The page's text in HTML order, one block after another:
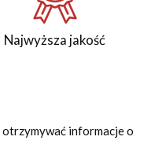
Najwyższa jakość
otrzymywać informacje o